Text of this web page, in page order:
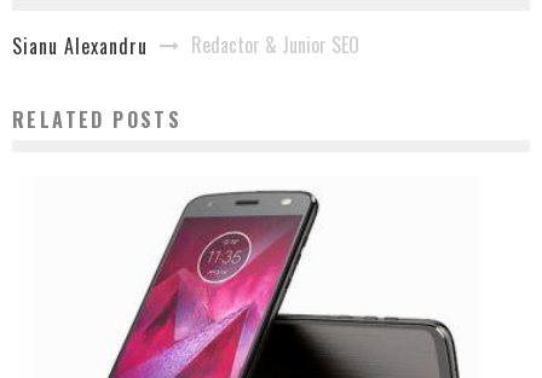
Sianu Alexandru Redactor & Junior SEO
RELATED POSTS